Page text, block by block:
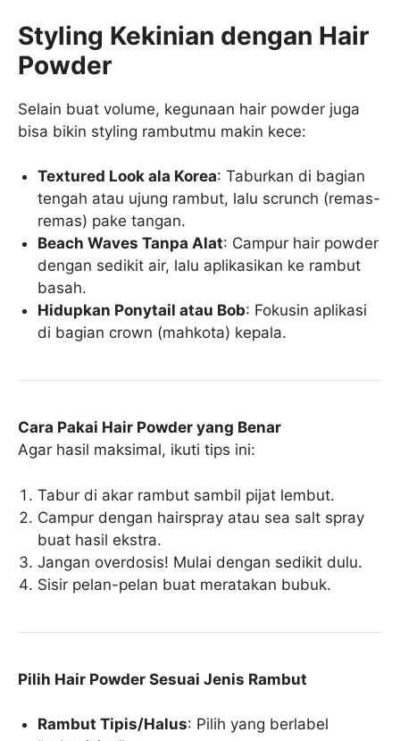
Styling Kekinian dengan Hair
Powder
Selain buat volume, kegunaan hair powder juga
bisa bikin styling rambutmu makin kece:
Textured Look ala Korea: Taburkan di bagian
tengah atau ujung rambut, lalu scrunch (remas-
remas) pake tangan.
Beach Waves Tanpa Alat: Campur hair powder
dengan sedikit air, lalu aplikasikan ke rambut
basah.
Hidupkan Ponytail atau Bob: Fokusin aplikasi
di bagian crown (mahkota) kepala.
Cara Pakai Hair Powder yang Benar
Agar hasil maksimal, ikuti tips ini:
Tabur di akar rambut sambil pijat lembut.
Campur dengan hairspray atau sea salt spray
buat hasil ekstra.
Jangan overdosis! Mulai dengan sedikit dulu.
Sisir pelan-pelan buat meratakan bubuk.
Pilih Hair Powder Sesuai Jenis Rambut
Rambut Tipis/Halus: Pilih yang berlabel